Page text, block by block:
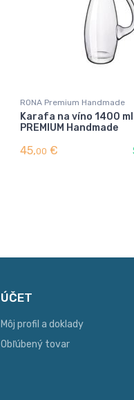
RONA Premium Handmade
Karafa na víno 1400
PREMIUM Handmade
45,00 €
ÚČET
Môj profil a doklady
Obľúbený tovar